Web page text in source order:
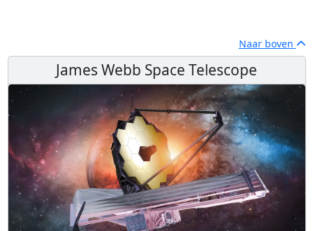
Naar boven
James Webb Space Telescope